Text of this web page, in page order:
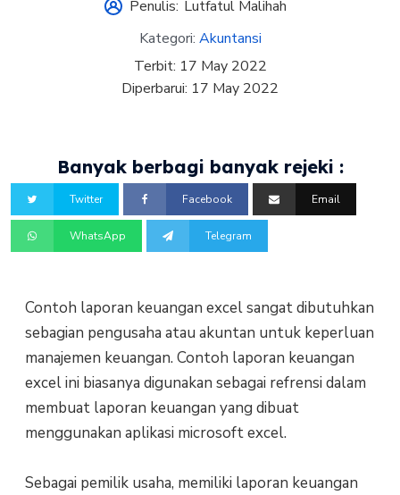
Penulis: Lutfatul Malihah
Kategori: Akuntansi
Terbit: 17 May 2022
Diperbarui: 17 May 2022
Banyak berbagi banyak rejeki :
Twitter Facebook Email
WhatsApp Telegram
Contoh laporan keuangan excel sangat dibutuhkan
sebagian pengusaha atau akuntan untuk keperluan
manajemen keuangan. Contoh laporan keuangan
excel ini biasanya digunakan sebagai refrensi dalam
membuat laporan keuangan yang dibuat
menggunakan aplikasi microsoft excel.
Sebagai pemilik usaha, memiliki laporan keuangan